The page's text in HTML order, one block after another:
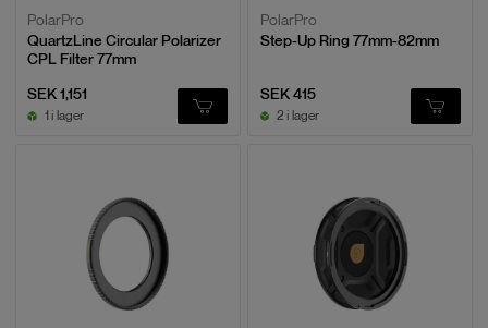
PolarPro
QuartzLine Circular Polarizer
CPL Filter 77mm
SEK 1,151
1 i lager
PolarPro
Step-Up Ring 77mm-82mm
SEK 415
2 i lager